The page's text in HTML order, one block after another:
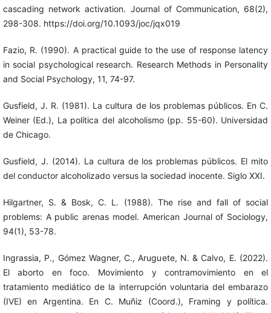
cascading network activation. Journal of Communication, 68(2),
298-308. https://doi.org/10.1093/joc/jqx019
Fazio, R. (1990). A practical guide to the use of response latency
in social psychological research. Research Methods in Personality
and Social Psychology, 11, 74-97.
Gusfield, J. R. (1981). La cultura de los problemas públicos. En C.
Weiner (Ed.), La política del alcoholismo (pp. 55-60). Universidad
de Chicago.
Gusfield, J. (2014). La cultura de los problemas públicos. El mito
del conductor alcoholizado versus la sociedad inocente. Siglo XXI.
Hilgartner, S. & Bosk, C. L. (1988). The rise and fall of social
problems: A public arenas model. American Journal of Sociology,
94(1), 53-78.
Ingrassia, P., Gómez Wagner, C., Aruguete, N. & Calvo, E. (2022).
El aborto en foco. Movimiento y contramovimiento en el
tratamiento mediático de la interrupción voluntaria del embarazo
(IVE) en Argentina. En C. Muñiz (Coord.), Framing y política.